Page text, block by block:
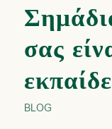
σας
BLOG